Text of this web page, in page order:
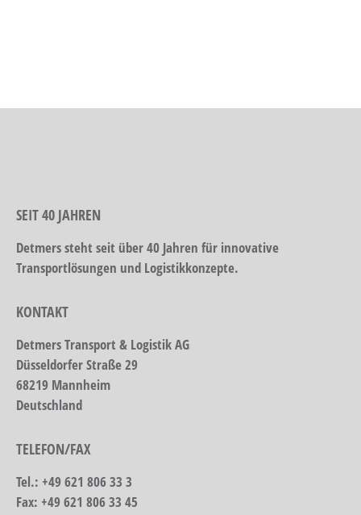
SEIT 40 JAHREN
Detmers steht seit über 40 Jahren für innovative
Transportlösungen und Logistikkonzepte.
KONTAKT
Detmers Transport & Logistik AG
Düsseldorfer Straße 29
68219 Mannheim
Deutschland
TELEFON/FAX
Tel.: +49 621 806 33 3
Fax: +49 621 806 33 45